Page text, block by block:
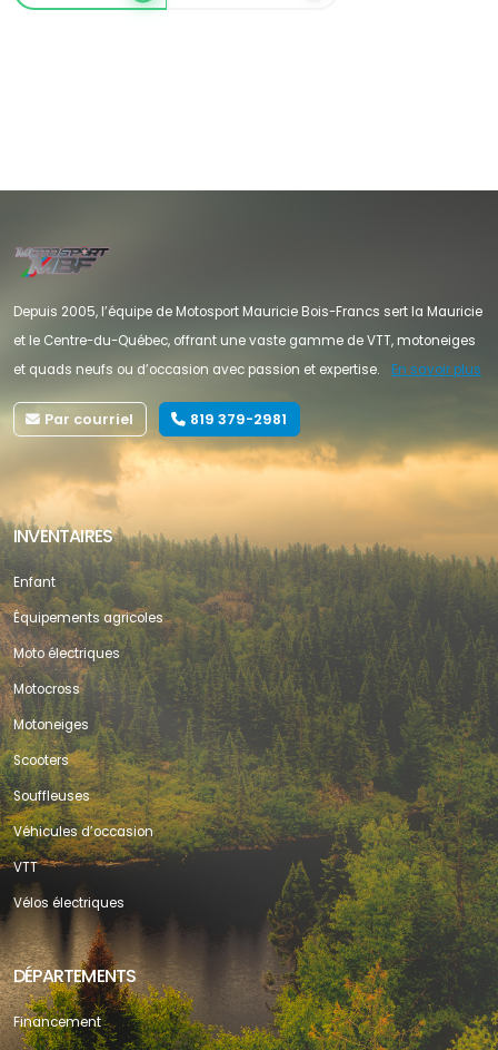
Depuis 2005, l’équipe de Motosport Mauricie Bois-Francs sert la Mauricie
et le Centre-du-Québec, offrant une vaste gamme de VTT, motoneiges
et quads neufs ou d’occasion avec passion et expertise.
En savoir plus
Par courriel 819 379-2981
INVENTAIRES
Enfant
Équipements agricoles
Moto électriques
Motocross
Motoneiges
Scooters
Souffleuses
Véhicules d’occasion
VTT
Vélos électriques
DÉPARTEMENTS
Financement